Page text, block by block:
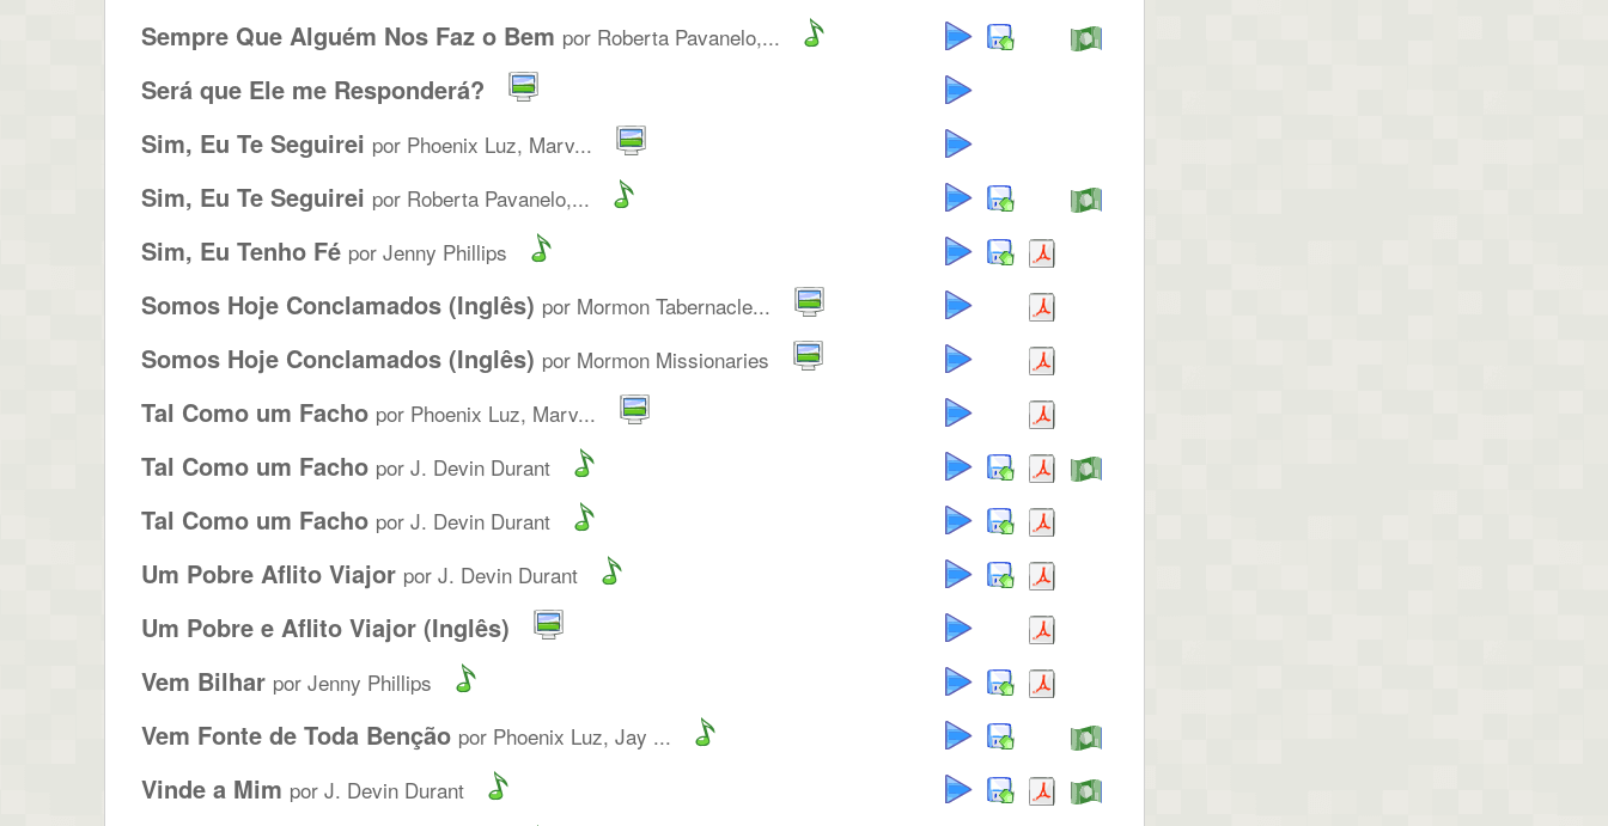
Sempre Que Alguém Nos Faz o Bem por Roberta Pavanelo,...
Será que Ele me Responderá?
Sim, Eu Te Seguirei por Phoenix Luz, Marv...
Sim, Eu Te Seguirei por Roberta Pavanelo,...
Sim, Eu Tenho Fé por Jenny Phillips
Somos Hoje Conclamados (Inglês) por Mormon Tabernacle...
Somos Hoje Conclamados (Inglês) por Mormon Missionaries
Tal Como um Facho por Phoenix Luz, Marv...
Tal Como um Facho por J. Devin Durant
Tal Como um Facho por J. Devin Durant
Um Pobre Aflito Viajor por J. Devin Durant
Um Pobre e Aflito Viajor (Inglês)
Vem Bilhar por Jenny Phillips
Vem Fonte de Toda Benção por Phoenix Luz, Jay ...
Vinde a Mim por J. Devin Durant